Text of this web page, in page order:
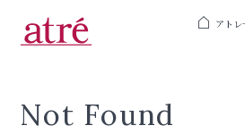
アトレ
Not Found